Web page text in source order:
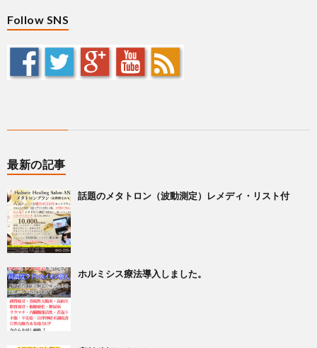
Follow SNS
最新の記事
話題のメタトロン（波動測定）レメディ・リスト付
ホルミシス療法導入しました。